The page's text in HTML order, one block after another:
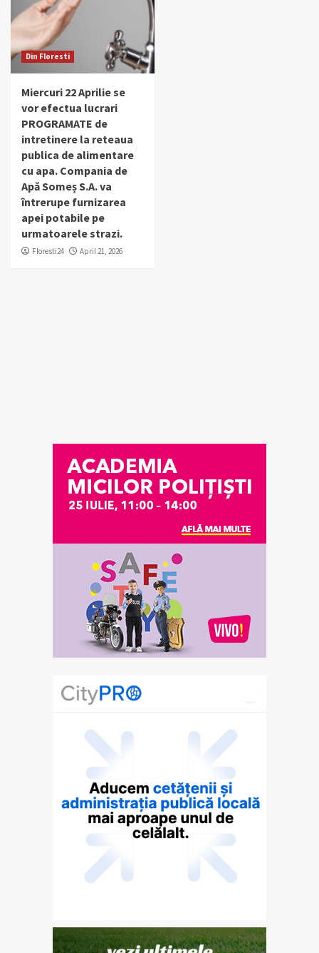
Din Floresti
Miercuri 22 Aprilie se
vor efectua lucrari
PROGRAMATE de
intretinere la reteaua
publica de alimentare
cu apa. Compania de
Apă Someș S.A. va
întrerupe furnizarea
apei potabile pe
urmatoarele strazi.
Floresti24 April 21, 2026